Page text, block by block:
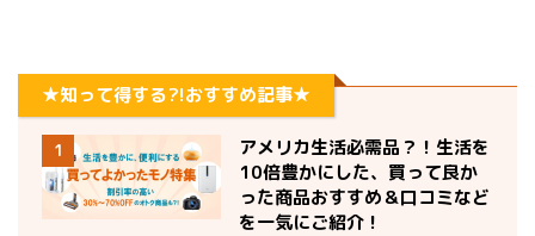
★知って得する?!おすすめ記事★
1
アメリカ生活必需品？！生活を
10倍豊かにした、買って良か
った商品おすすめ＆口コミなど
を一気にご紹介！